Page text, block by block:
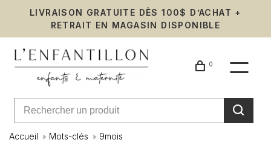
LIVRAISON GRATUITE DÈS 100$ D’ACHAT +
RETRAIT EN MAGASIN DISPONIBLE
0
Accueil Mots-clés 9mois